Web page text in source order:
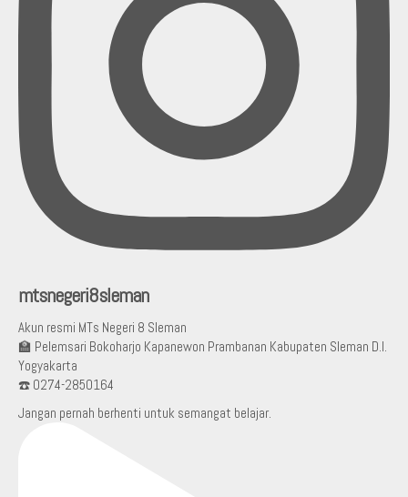
mtsnegeri8sleman
Akun resmi MTs Negeri 8 Sleman
🏫 Pelemsari Bokoharjo Kapanewon Prambanan Kabupaten Sleman D.I.
Yogyakarta
☎️ 0274-2850164
Jangan pernah berhenti untuk semangat belajar.